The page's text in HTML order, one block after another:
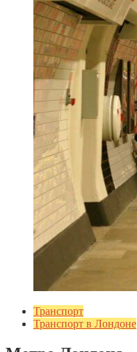
Транспорт
Транспорт в Лондоне